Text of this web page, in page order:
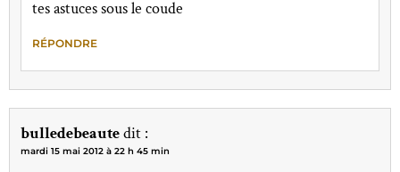
tes astuces sous le coude
RÉPONDRE
bulledebeautedit :
mardi 15 mai 2012 à 22 h 45 min